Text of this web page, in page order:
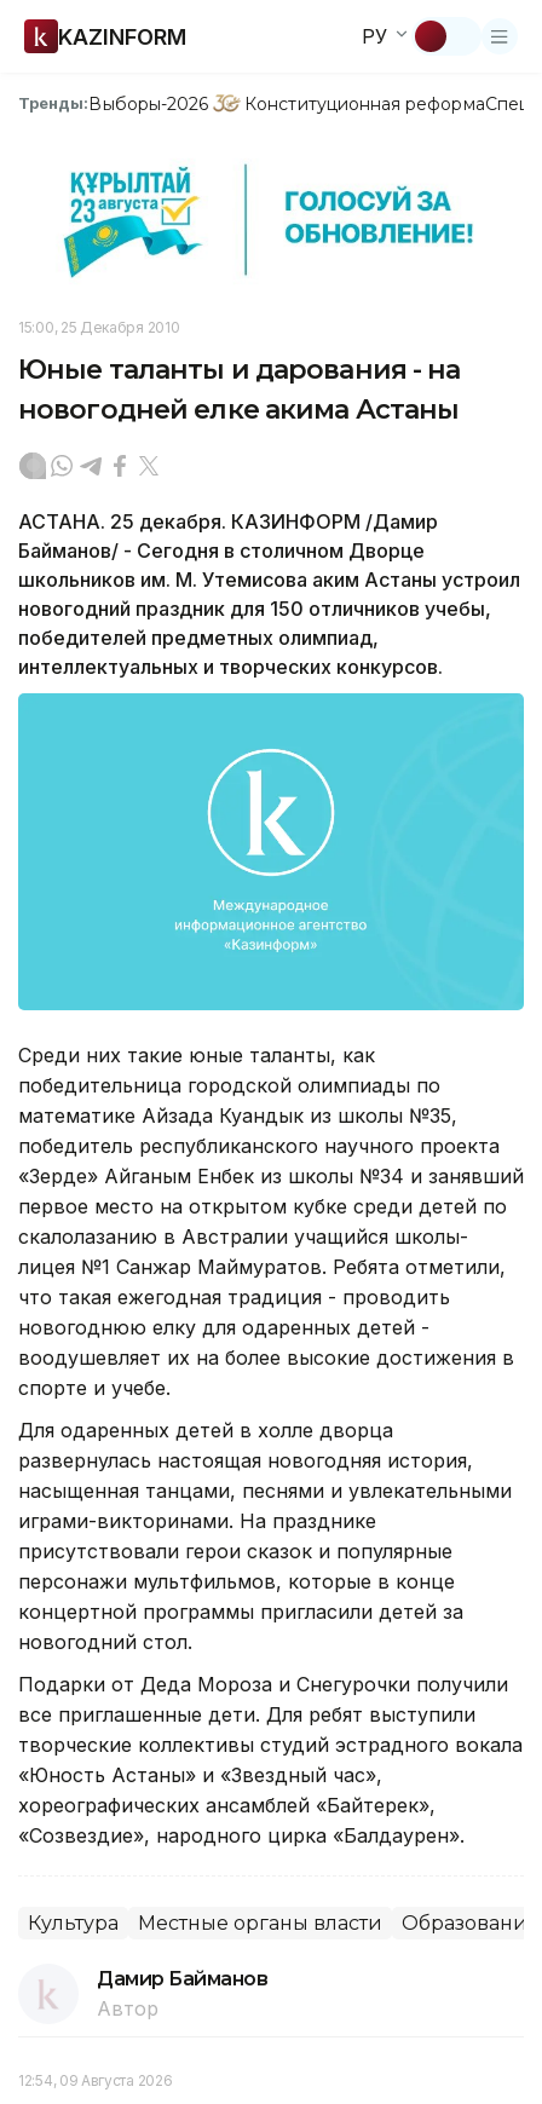
KAZINFORM РУ
Тренды:Выборы-2026 Конституционная реформа
15:00, 25 Декабря 2010
Юные таланты и дарования - на
новогодней елке акима Астаны
АСТАНА. 25 декабря. КАЗИНФОРМ /Дамир
Байманов/ - Сегодня в столичном Дворце
школьников им. М. Утемисова аким Астаны устроил
новогодний праздник для 150 отличников учебы,
победителей предметных олимпиад,
интеллектуальных и творческих конкурсов.
Среди них такие юные таланты, как
победительница городской олимпиады по
математике Айзада Куандык из школы №35,
победитель республиканского научного проекта
«Зерде» Айганым Енбек из школы №34 и занявший
первое место на открытом кубке среди детей по
скалолазанию в Австралии учащийся школы-
лицея №1 Санжар Маймуратов. Ребята отметили,
что такая ежегодная традиция - проводить
новогоднюю елку для одаренных детей -
воодушевляет их на более высокие достижения в
спорте и учебе.
Для одаренных детей в холле дворца
развернулась настоящая новогодняя история,
насыщенная танцами, песнями и увлекательными
играми-викторинами. На празднике
присутствовали герои сказок и популярные
персонажи мультфильмов, которые в конце
концертной программы пригласили детей за
новогодний стол.
Подарки от Деда Мороза и Снегурочки получили
все приглашенные дети. Для ребят выступили
творческие коллективы студий эстрадного вокала
«Юность Астаны» и «Звездный час»,
хореографических ансамблей «Байтерек»,
«Созвездие», народного цирка «Балдаурен».
Культура Местные органы власти Образование
Дамир Байманов
Автор
12:54, 09 Августа 2026